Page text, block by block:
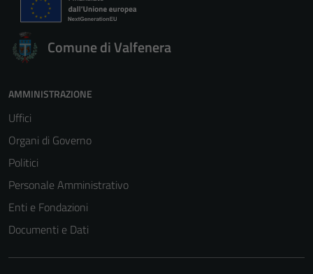
Comune di Valfenera
AMMINISTRAZIONE
Uffici
Organi di Governo
Politici
Personale Amministrativo
Enti e Fondazioni
Documenti e Dati